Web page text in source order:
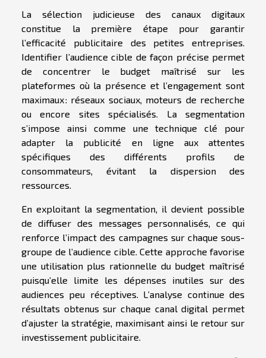
La sélection judicieuse des canaux digitaux
constitue la première étape pour garantir
l’efficacité publicitaire des petites entreprises.
Identifier l’audience cible de façon précise permet
de concentrer le budget maîtrisé sur les
plateformes où la présence et l’engagement sont
maximaux : réseaux sociaux, moteurs de recherche
ou encore sites spécialisés. La segmentation
s’impose ainsi comme une technique clé pour
adapter la publicité en ligne aux attentes
spécifiques des différents profils de
consommateurs, évitant la dispersion des
ressources.
En exploitant la segmentation, il devient possible
de diffuser des messages personnalisés, ce qui
renforce l’impact des campagnes sur chaque sous-
groupe de l’audience cible. Cette approche favorise
une utilisation plus rationnelle du budget maîtrisé
puisqu’elle limite les dépenses inutiles sur des
audiences peu réceptives. L’analyse continue des
résultats obtenus sur chaque canal digital permet
d’ajuster la stratégie, maximisant ainsi le retour sur
investissement publicitaire.